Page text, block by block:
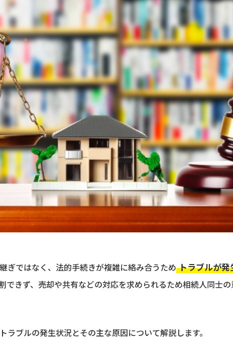
ぎではなく、法的手続きが複雑に絡み合うため トラブルが
できず、売却や共有などの対応を求められるため相続人同士
ラブルの発生状況とその主な原因について解説します。